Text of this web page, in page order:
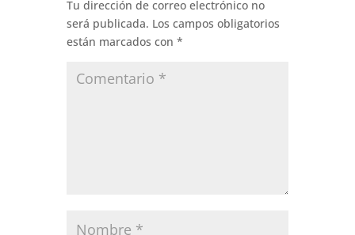
Tu dirección de correo electrónico no
será publicada. Los campos obligatorios
están marcados con *